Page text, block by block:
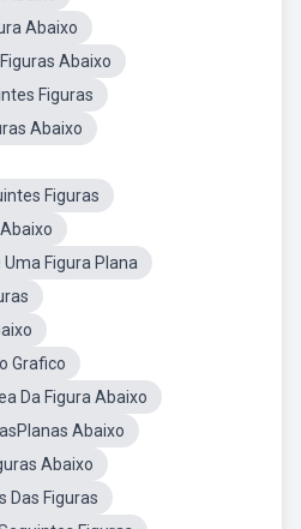
Abaixo
Abaixo
Figuras
Abaixo
Figuras
Figura Plana
Grafico
Da Figura Abaixo
Abaixo
Abaixo
Das Figuras